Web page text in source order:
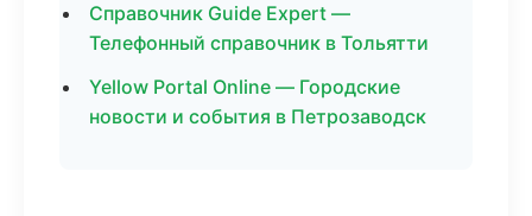
Справочник Guide Expert —
Телефонный справочник в Тольятти
Yellow Portal Online — Городские
новости и события в Петрозаводск